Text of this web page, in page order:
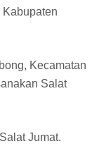
Kecamatan
Salat
Jumat.